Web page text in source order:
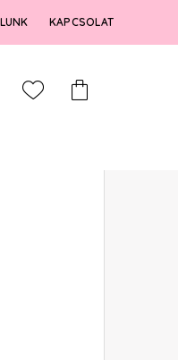
KAPCSOLAT